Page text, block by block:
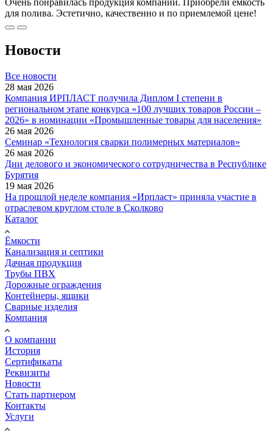
для полива. Эстетично, качественно и по приемлемой цене!
Новости
Все новости
28 мая 2026
Компания ИРПЛАСТ получила Диплом I степени в
региональном этапе конкурса «100 лучших товаров России –
2026» в номинации «Промышленные товары для населения»
26 мая 2026
Семинар «Технология сварки полимерных материалов»
26 мая 2026
Дни делового и экономического сотрудничества в Республике
Бурятия
19 мая 2026
На прошлой неделе компания «Ирпласт» приняла участие в
отраслевом круглом столе в Сколково
Каталог
Ёмкости
Канализация и септики
Дачная продукция
Трубы ПВХ
Дорожные ограждения
Контейнеры, ящики
Сварные изделия
Компания
О компании
История
Сертификаты
Реквизиты
Новости
Стать партнером
Контакты
Услуги